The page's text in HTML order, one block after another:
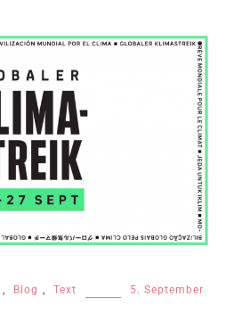
, Blog , Text
5. September